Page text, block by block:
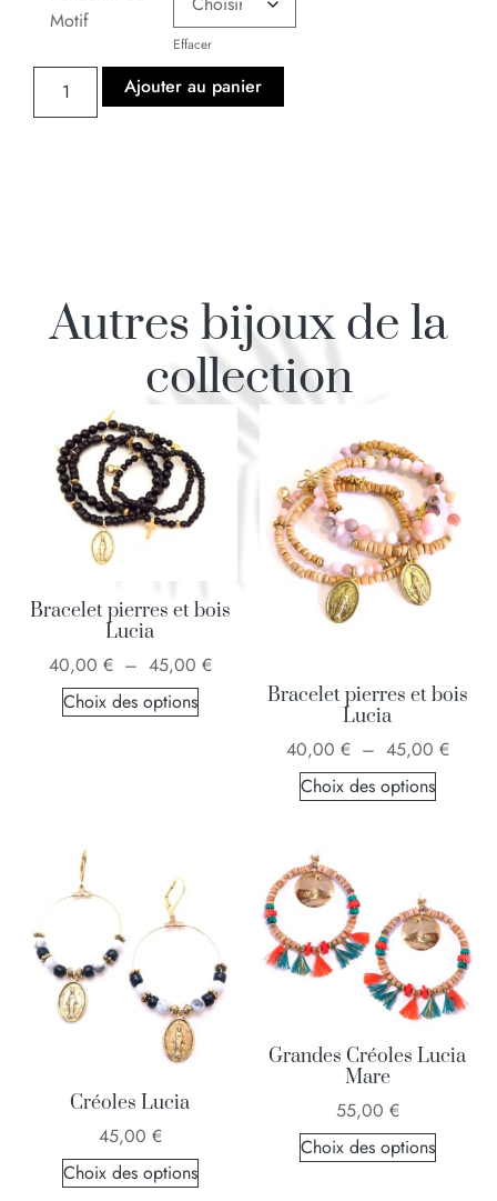
Motif
Effacer
Ajouter au panier
Autres bijoux de la
collection
Bracelet pierres et bois
Lucia
40,00 € – 45,00 €
Choix des options
Bracelet pierres et bois
Lucia
40,00 € – 45,00 €
Choix des options
Créoles Lucia
45,00 €
Choix des options
Grandes Créoles Lucia
Mare
55,00 €
Choix des options